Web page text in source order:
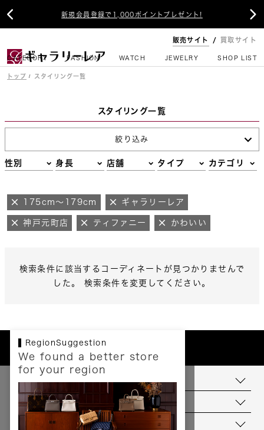
新規会員登録で1,000ポイントプレゼント!
 
販売サイト 買取サイト
CATEGORY FASHION WATCH JEWELRY SHOP LIST
トップ スタイリング一覧
スタイリング一覧
絞り込み
性別 身長 店舗 タイプ カテゴリ
175cm～179cm ギャラリーレア
神戸元町店 ティファニー かわいい
検索条件に該当するコーディネートが見つかりませんで
した。 検索条件を変更してください。
RegionSuggestion
We found a better store
for your region
お支払いについて
配送について
送料について